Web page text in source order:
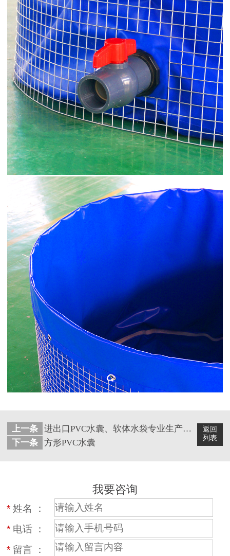
返回
列表
上一条
进出口PVC水囊、软体水袋专业生产厂家
下一条
方形PVC水囊
我要咨询
*姓名 ：
* 电话 ：
* 留言 ：